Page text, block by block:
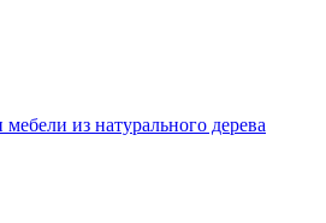
из натурального дерева